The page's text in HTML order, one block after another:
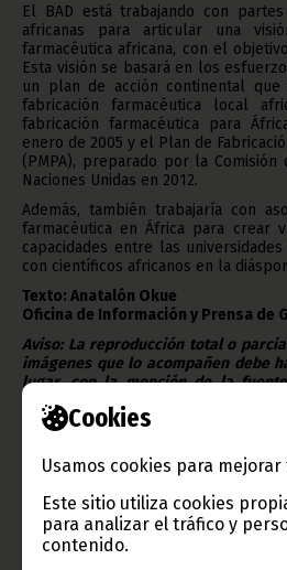
Cookies
Usamos cookies para
Este sitio utiliza cookies
para analizar el tráfico y
contenido.
El BAD está trabajando con
africanas para articular una
farmacéutica africana, con el
Esta visión se basará en los
un plan de acción continental
fabricación farmacéutica local
fabricación farmacéutica para
enero de 2005 y el Plan de
(PMPA), preparado por la
Naciones Unidas en 2012.
Además, también trabajaría con
farmacéutica en África para crear
capacidades entre las
con científicos africanos en la
Texto: Anatalón Okue
Oficina de Información y Prensa de
Aviso: La reproducción total o
imágenes que lo acompañen debe
lugar, con la mención de la
(Oficina de Información y Prensa de
Gobierno e